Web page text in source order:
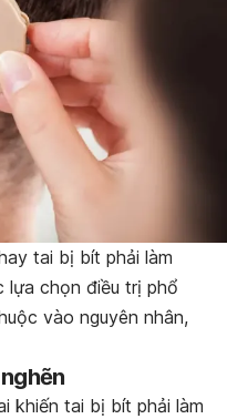
tai bị bít phải làm
lựa chọn điều trị phổ
vào nguyên nhân,
khiến tai bị bít phải làm